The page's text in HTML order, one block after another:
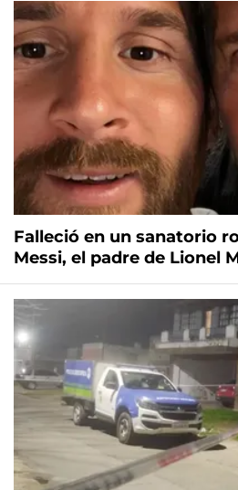
Falleció en un sanatorio
Messi, el padre de Lionel